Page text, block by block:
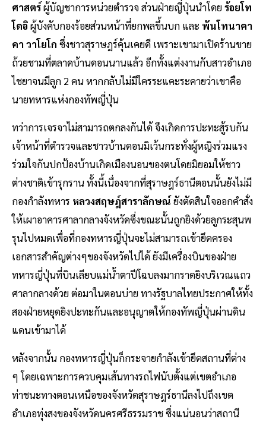
ศาสตร์ผู้บัญชาการหน่วยตำรวจ ส่วนฝ่ายญี่ปุ่นนำโดยร้อยโท
โดอิผู้บังคับกองร้อยส่วนหน้าที่ยกพลขึ้นบก และ พันโทนาคา
คา วาโยโก ซึ่งชาวสุราษฎร์คุ้นเคยดี เพราะเขามาเปิดร้านขาย
ถ้วยชามที่ตลาดบ้านดอนนานแล้ว อีกทั้งแต่งงานกับสาวอำเภอ
ไชยาจนมีลูก 2 คน หากกลับไม่มีใครระแคะระคายว่าเขาคือ
นายทหารแห่งกองทัพญี่ปุ่น
ทว่าการเจรจาไม่สามารถตกลงกันได้ จึงเกิดการปะทะสู้รบกัน
เจ้าหน้าที่ตำรวจและชาวบ้านดอนมิเว้นกระทั่งผู้หญิงร่วมแรง
ร่วมใจกันปกป้องบ้านเกิดเมืองนอนของตนโดยมิยอมให้ชาว
ต่างชาติเข้ารุกราน ทั้งนี้เนื่องจากที่สุราษฎร์ธานีตอนนั้นยังไม่มี
กองกำลังทหาร หลวงสฤษฎ์สาราลักษณ์ยังตัดสินใจออกคำสั่ง
ให้เผาอาคารศาลากลางจังหวัดซึ่งขณะนั้นถูกยิงด้วยลูกระสุนพ
รุนไปหมดเพื่อที่กองทหารญี่ปุ่นจะไม่สามารถเข้ายึดครอง
เอกสารสำคัญต่างๆของจังหวัดไปได้ ยังมีเครื่องบินของฝ่าย
ทหารญี่ปุ่นที่บินเลียบแม่น้ำตาปีโฉบลงมากราดยิงบริเวณแถว
ศาลากลางด้วย ต่อมาในตอนบ่าย ทางรัฐบาลไทยประกาศให้ทั้ง
สองฝ่ายหยุดยิงปะทะกันและอนุญาตให้กองทัพญี่ปุ่นผ่านดิน
แดนเข้ามาได้
หลังจากนั้น กองทหารญี่ปุ่นก็กระจายกำลังเข้ายึดสถานที่ต่าง
ๆ โดยเฉพาะการควบคุมเส้นทางรถไฟนับตั้งแต่เขตอำเภอ
ท่าชนะทางตอนเหนือของจังหวัดสุราษฎร์ธานีลงไปถึงเขต
อำเภอทุ่งสงของจังหวัดนครศรีธรรมราช ซึ่งแน่นอนว่าสถานี